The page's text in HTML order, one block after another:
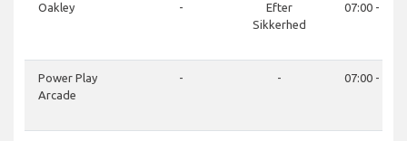
Oakley -
Efter
Sikkerhed
07:00 -
Power Play
Arcade
- - 07:00 -